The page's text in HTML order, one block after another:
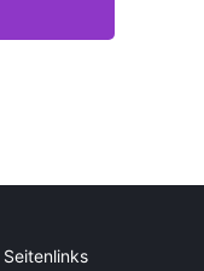
Seitenlinks